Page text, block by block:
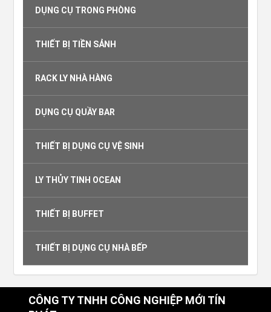
DỤNG CỤ TRONG PHÒNG
THIẾT BỊ TIỀN SẢNH
RACK LY NHÀ HÀNG
DỤNG CỤ QUẦY BAR
THIẾT BỊ DỤNG CỤ VỆ SINH
LY THỦY TINH OCEAN
THIẾT BỊ BUFFET
THIẾT BỊ DỤNG CỤ NHÀ BẾP
CÔNG TY TNHH CÔNG NGHIỆP MỚI TÍN